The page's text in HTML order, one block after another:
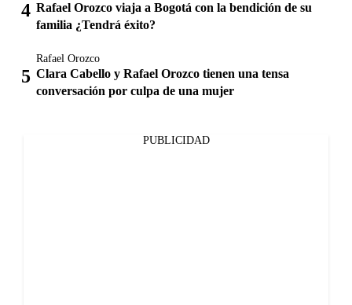
Rafael Orozco viaja a Bogotá con la bendición de su
familia ¿Tendrá éxito?
Rafael Orozco
Clara Cabello y Rafael Orozco tienen una tensa
conversación por culpa de una mujer
PUBLICIDAD